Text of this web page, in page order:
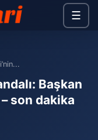
☰
Başkan
son dakika